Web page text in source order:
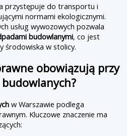
przystępuje do transportu i
normami ekologicznymi.
usług wywozowych pozwala
budowlanymi, co jest
środowiska w stolicy.
obowiązują przy
w Warszawie podlega
Kluczowe znaczenie ma